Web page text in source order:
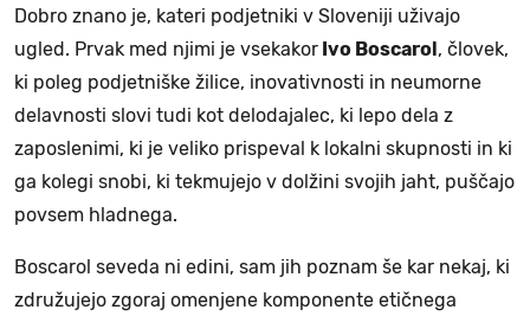
Dobro znano je, kateri podjetniki v Sloveniji uživajo
ugled. Prvak med njimi je vsekakor Ivo Boscarol , človek,
ki poleg podjetniške žilice, inovativnosti in neumorne
delavnosti slovi tudi kot delodajalec, ki lepo dela z
zaposlenimi, ki je veliko prispeval k lokalni skupnosti in ki
ga kolegi snobi, ki tekmujejo v dolžini svojih jaht, puščajo
povsem hladnega.
Boscarol seveda ni edini, sam jih poznam še kar nekaj, ki
združujejo zgoraj omenjene komponente etičnega